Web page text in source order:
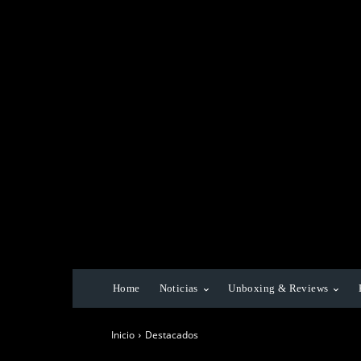
Home Noticias Unboxing & Reviews
Inicio Destacados